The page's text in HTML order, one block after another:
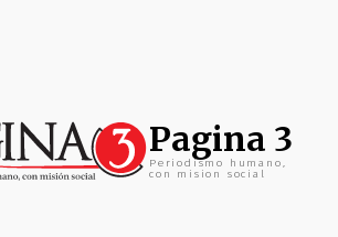
Pagina 3
Periodismo humano,
con mision social